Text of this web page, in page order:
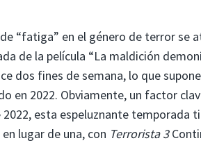
“fatiga” en el género de terror se
de la película “La maldición
dos fines de semana, lo que
en 2022. Obviamente, un factor
2022, esta espeluznante
lugar de una, con Terrorista 3